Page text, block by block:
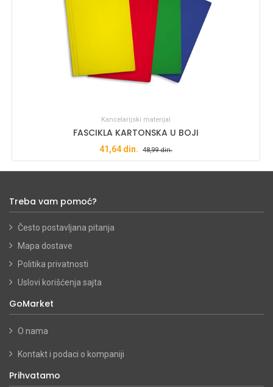
Kancelarijski materijal
FASCIKLA KARTONSKA U BOJI
41,64 din. 48,99din.
Treba vam pomoć?
Često postavljana pitanja
Mapa dostave
Politika privatnosti
Uslovi korišćenja sajta
GoMarket
O nama
Kontakt i podaci o kompaniji
Prihvatamo